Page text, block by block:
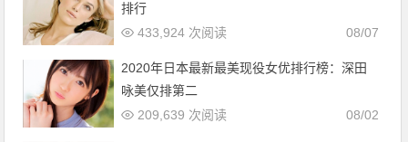
排行
08/07
433,924 次阅读
2020年日本最新最美现役女优排行榜：深田
咏美仅排第二
08/02
209,639 次阅读